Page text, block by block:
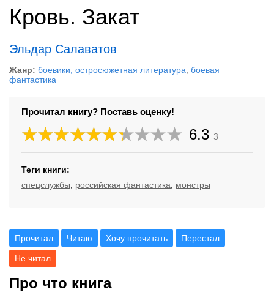
Кровь. Закат
Эльдар Салаватов
Жанр: боевики, остросюжетная литература боевая
фантастика
Прочитал книгу? Поставь оценку!
6.3 3
Теги книги:
спецслужбы
российская фантастика монстры
Прочитал Читаю Хочу прочитать Перестал
Не читал
Про что книга